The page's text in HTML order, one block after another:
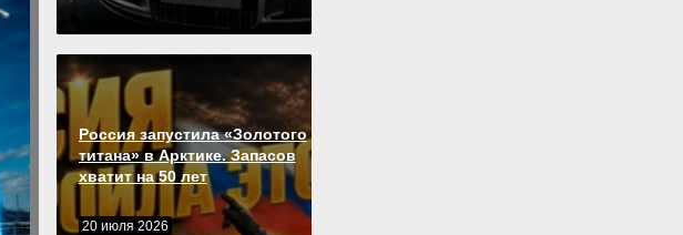
Россия запустила «Золотого
титана» в Арктике. Запасов
хватит на 50 лет
20 июля 2026